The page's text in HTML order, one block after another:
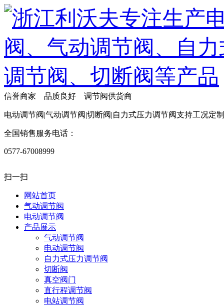
信誉商家 品质良好 调节阀供货商
电动调节阀|气动调节阀|切断阀|自力式压力调节阀支持工况定制
全国销售服务电话：
0577-67008999
扫一扫
网站首页
气动调节阀
电动调节阀
产品展示
气动调节阀
电动调节阀
自力式压力调节阀
切断阀
真空阀门
直行程调节阀
电站调节阀